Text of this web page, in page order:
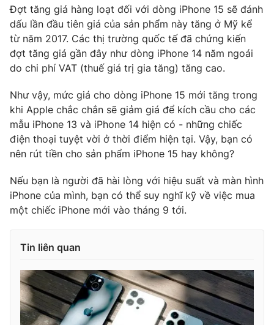
Đợt tăng giá hàng loạt đối với dòng iPhone 15 sẽ đánh
dấu lần đầu tiên giá của sản phẩm này tăng ở Mỹ kể
từ năm 2017. Các thị trường quốc tế đã chứng kiến
đợt tăng giá gần đây như dòng iPhone 14 năm ngoái
do chi phí VAT (thuế giá trị gia tăng) tăng cao.
Như vậy, mức giá cho dòng iPhone 15 mới tăng trong
khi Apple chắc chắn sẽ giảm giá để kích cầu cho các
mẫu iPhone 13 và iPhone 14 hiện có - những chiếc
điện thoại tuyệt vời ở thời điểm hiện tại. Vậy, bạn có
nên rút tiền cho sản phẩm iPhone 15 hay không?
Nếu bạn là người đã hài lòng với hiệu suất và màn hình
iPhone của mình, bạn có thể suy nghĩ kỹ về việc mua
một chiếc iPhone mới vào tháng 9 tới.
Tin liên quan